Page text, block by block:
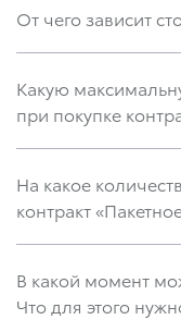
От чего зависит
Какую
при покупке
На какое
контракт
В какой момент
Что для этого